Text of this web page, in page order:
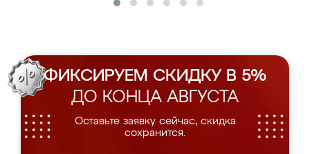
ФИКСИРУЕМ СКИДКУ В 5%
ДО КОНЦА АВГУСТА
Оставьте заявку сейчас, скидка
сохранится.